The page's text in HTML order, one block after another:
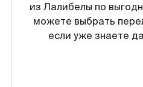
из Лалибелы по
можете выбрать
если уже знаете